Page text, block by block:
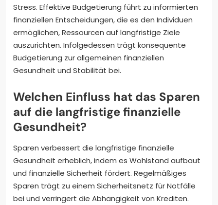
Stress. Effektive Budgetierung führt zu informierten
finanziellen Entscheidungen, die es den Individuen
ermöglichen, Ressourcen auf langfristige Ziele
auszurichten. Infolgedessen trägt konsequente
Budgetierung zur allgemeinen finanziellen
Gesundheit und Stabilität bei.
Welchen Einfluss hat das Sparen
auf die langfristige finanzielle
Gesundheit?
Sparen verbessert die langfristige finanzielle
Gesundheit erheblich, indem es Wohlstand aufbaut
und finanzielle Sicherheit fördert. Regelmäßiges
Sparen trägt zu einem Sicherheitsnetz für Notfälle
bei und verringert die Abhängigkeit von Krediten.